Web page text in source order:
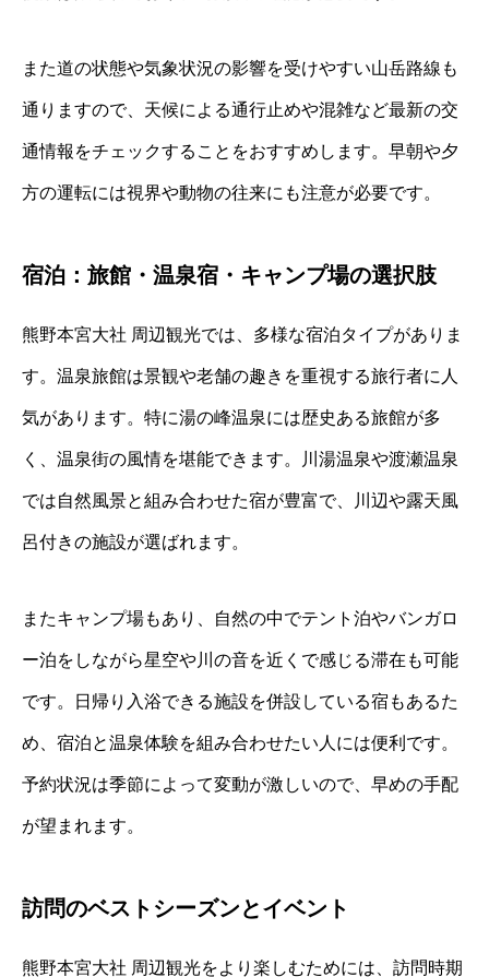
また道の状態や気象状況の影響を受けやすい山岳路線も
通りますので、天候による通行止めや混雑など最新の交
通情報をチェックすることをおすすめします。早朝や夕
方の運転には視界や動物の往来にも注意が必要です。
宿泊：旅館・温泉宿・キャンプ場の選択肢
熊野本宮大社 周辺観光では、多様な宿泊タイプがありま
す。温泉旅館は景観や老舗の趣きを重視する旅行者に人
気があります。特に湯の峰温泉には歴史ある旅館が多
く、温泉街の風情を堪能できます。川湯温泉や渡瀬温泉
では自然風景と組み合わせた宿が豊富で、川辺や露天風
呂付きの施設が選ばれます。
またキャンプ場もあり、自然の中でテント泊やバンガロ
ー泊をしながら星空や川の音を近くで感じる滞在も可能
です。日帰り入浴できる施設を併設している宿もあるた
め、宿泊と温泉体験を組み合わせたい人には便利です。
予約状況は季節によって変動が激しいので、早めの手配
が望まれます。
訪問のベストシーズンとイベント
熊野本宮大社 周辺観光をより楽しむためには、訪問時期